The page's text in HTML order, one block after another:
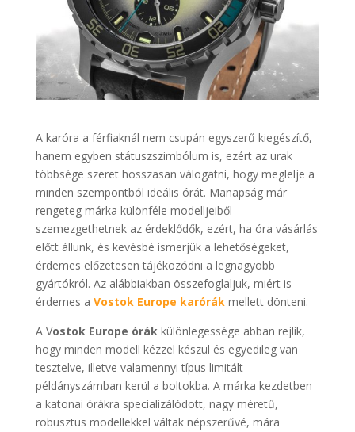
A karóra a férfiaknál nem csupán egyszerű kiegészítő,
hanem egyben státuszszimbólum is, ezért az urak
többsége szeret hosszasan válogatni, hogy meglelje a
minden szempontból ideális órát. Manapság már
rengeteg márka különféle modelljeiből
szemezgethetnek az érdeklődők, ezért, ha óra vásárlás
előtt állunk, és kevésbé ismerjük a lehetőségeket,
érdemes előzetesen tájékozódni a legnagyobb
gyártókról. Az alábbiakban összefoglaljuk, miért is
érdemes a Vostok Europe karórákmellett dönteni.
A Vostok Europe órákkülönlegessége abban rejlik,
hogy minden modell kézzel készül és egyedileg van
tesztelve, illetve valamennyi típus limitált
példányszámban kerül a boltokba. A márka kezdetben
a katonai órákra specializálódott, nagy méretű,
robusztus modellekkel váltak népszerűvé, mára